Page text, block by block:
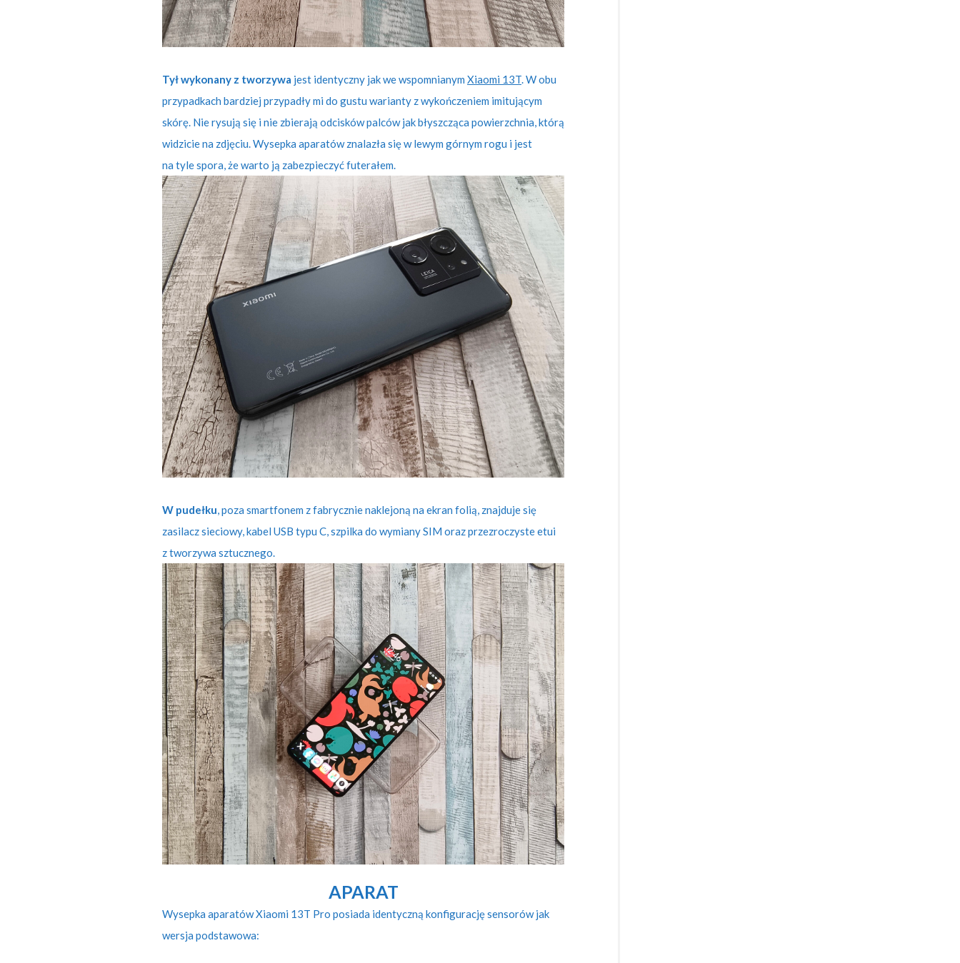
Tył wykonany z tworzywa jest identyczny jak we wspomnianym Xiaomi 13T. W obu
przypadkach bardziej przypadły mi do gustu warianty z wykończeniem imitującym
skórę. Nie rysują się i nie zbierają odcisków palców jak błyszcząca powierzchnia, którą
widzicie na zdjęciu. Wysepka aparatów znalazła się w lewym górnym rogu i jest
na tyle spora, że warto ją zabezpieczyć futerałem.
W pudełku, poza smartfonem z fabrycznie naklejoną na ekran folią, znajduje się
zasilacz sieciowy, kabel USB typu C, szpilka do wymiany SIM oraz przezroczyste etui
z tworzywa sztucznego.
APARAT
Wysepka aparatów Xiaomi 13T Pro posiada identyczną konfigurację sensorów jak
wersja podstawowa: